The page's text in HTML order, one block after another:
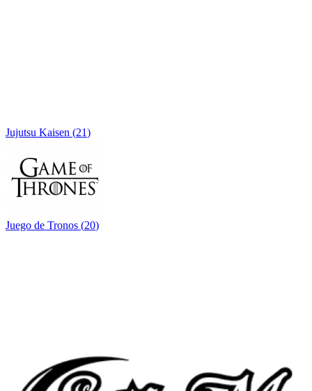
Jujutsu Kaisen (21)
Juego de Tronos (20)